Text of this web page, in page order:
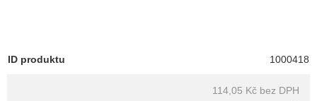
ID produktu 1000418
114,05 Kč bez DPH